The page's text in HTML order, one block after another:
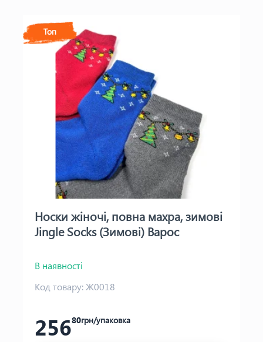
Топ
Носки жіночі, повна махра, зимові
Jingle Socks (Зимові) Варос
В наявності
Код товару:Ж0018
25680грн/упаковка